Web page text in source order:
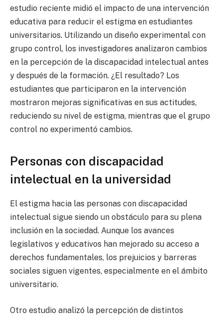
estudio reciente midió el impacto de una intervención
educativa para reducir el estigma en estudiantes
universitarios. Utilizando un diseño experimental con
grupo control, los investigadores analizaron cambios
en la percepción de la discapacidad intelectual antes
y después de la formación. ¿El resultado? Los
estudiantes que participaron en la intervención
mostraron mejoras significativas en sus actitudes,
reduciendo su nivel de estigma, mientras que el grupo
control no experimentó cambios.
Personas con discapacidad
intelectual en la universidad
El estigma hacia las personas con discapacidad
intelectual sigue siendo un obstáculo para su plena
inclusión en la sociedad. Aunque los avances
legislativos y educativos han mejorado su acceso a
derechos fundamentales, los prejuicios y barreras
sociales siguen vigentes, especialmente en el ámbito
universitario.
Otro estudio analizó la percepción de distintos